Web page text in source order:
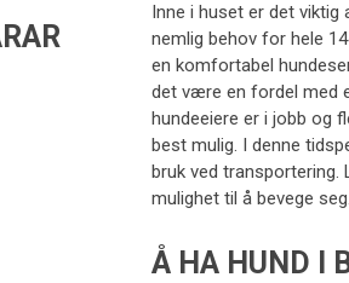
Inne i huset er det
nemlig behov for hele
en komfortabel
det være en fordel med
hundeeiere er i jobb og
best mulig. I denne
bruk ved
mulighet til å bevege seg.
Å HA HUND I